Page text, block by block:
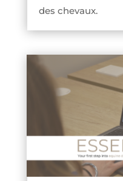
des chevaux.